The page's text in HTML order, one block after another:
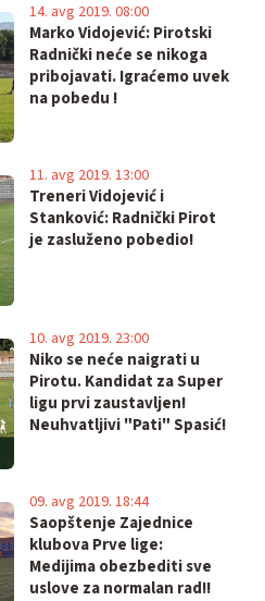
Marko Vidojević: Pirotski
Radnički neće se nikoga
pribojavati. Igraćemo uvek
na pobedu !
14. avg 2019. 08:00
Treneri Vidojević i
Stanković: Radnički Pirot
je zasluženo pobedio!
11. avg 2019. 13:00
Niko se neće naigrati u
Pirotu. Kandidat za Super
ligu prvi zaustavljen!
Neuhvatljivi "Pati" Spasić!
10. avg 2019. 23:00
Saopštenje Zajednice
klubova Prve lige:
Medijima obezbediti sve
uslove za normalan rad!!
09. avg 2019. 18:44